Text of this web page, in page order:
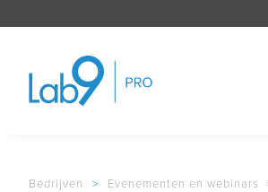
Bedrijven > Evenementen en webinars